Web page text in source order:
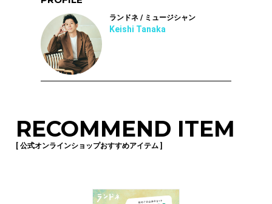
ランドネ / ミュージシャン
Keishi Tanaka
RECOMMEND ITEM
[ 公式オンラインショップおすすめアイテム ]